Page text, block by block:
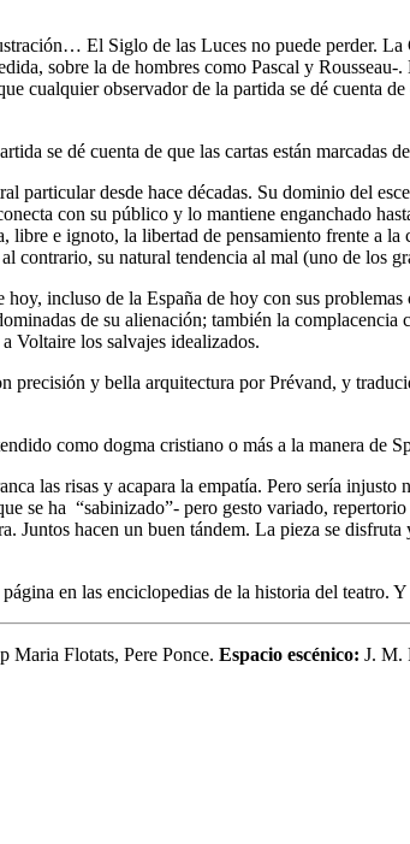
El Siglo de las Luces no puede perder.
sobre la de hombres como Pascal y
cualquier observador de la partida se dé cuenta
se dé cuenta de que las cartas están marcadas
particular desde hace décadas. Su dominio del
con su público y lo mantiene enganchado
e ignoto, la libertad de pensamiento frente a
contrario, su natural tendencia al mal (uno de los
incluso de la España de hoy con sus
de su alienación; también la
Voltaire los salvajes idealizados.
precisión y bella arquitectura por Prévand, y
como dogma cristiano o más a la manera de
las risas y acapara la empatía. Pero sería
se ha “sabinizado”- pero gesto variado,
hacen un buen tándem. La pieza se
en las enciclopedias de la historia del teatro.
Maria Flotats, Pere Ponce. Espacio escénico: J. M.